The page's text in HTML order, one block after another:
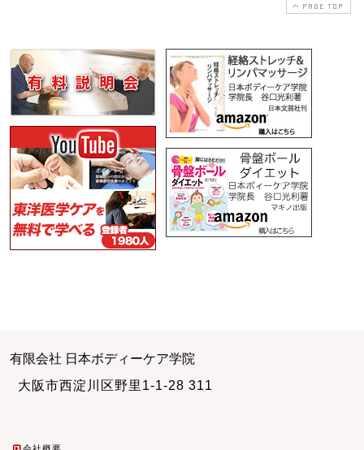
PAGE TOP
有限会社 日本ボディーケア学院
大阪市西淀川区野里1-1-28 311